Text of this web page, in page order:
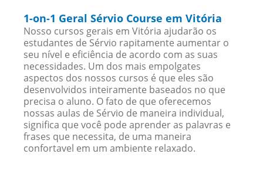
1-on-1 Geral Sérvio Course em Vitória
Nosso cursos gerais em Vitória ajudarão os
estudantes de Sérvio rapitamente aumentar o
seu nível e eficiência de acordo com as suas
necessidades. Um dos mais empolgates
aspectos dos nossos cursos é que eles são
desenvolvidos inteiramente baseados no que
precisa o aluno. O fato de que oferecemos
nossas aulas de Sérvio de maneira individual,
significa que você pode aprender as palavras e
frases que necessita, de uma maneira
confortavel em um ambiente relaxado.